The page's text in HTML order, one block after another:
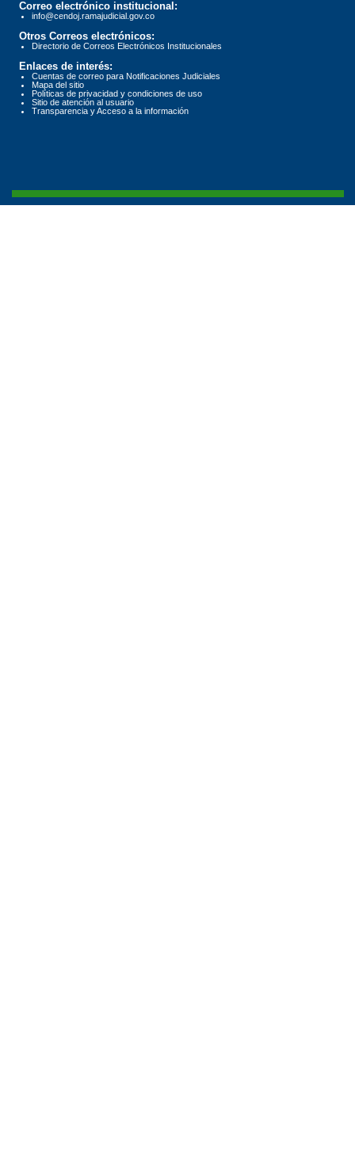
Correo electrónico institucional:
info@cendoj.ramajudicial.gov.co
Otros Correos electrónicos:
Directorio de Correos Electrónicos Institucionales
Enlaces de interés:
Cuentas de correo para Notificaciones Judiciales
Mapa del sitio
Políticas de privacidad y condiciones de uso
Sitio de atención al usuario
Transparencia y Acceso a la información